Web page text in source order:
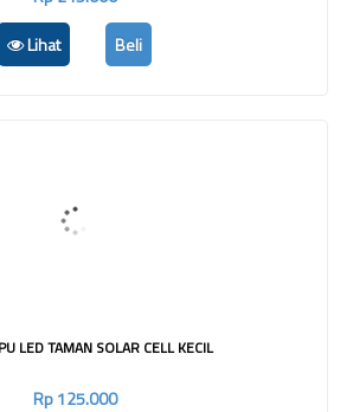
Lihat
Beli
LED TAMAN SOLAR CELL KECIL
Rp 125.000